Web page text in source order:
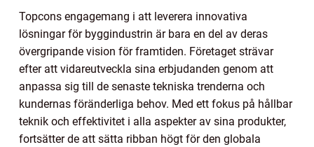
Topcons engagemang i att leverera innovativa
lösningar för byggindustrin är bara en del av deras
övergripande vision för framtiden. Företaget strävar
efter att vidareutveckla sina erbjudanden genom att
anpassa sig till de senaste tekniska trenderna och
kundernas föränderliga behov. Med ett fokus på hållbar
teknik och effektivitet i alla aspekter av sina produkter,
fortsätter de att sätta ribban högt för den globala